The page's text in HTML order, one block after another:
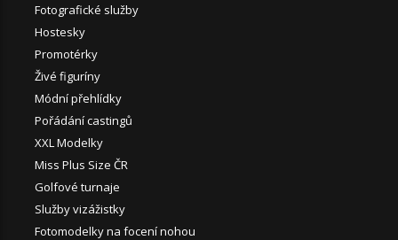
Fotografické služby
Hostesky
Promotérky
Živé figuríny
Módní přehlídky
Pořádání castingů
XXL Modelky
Miss Plus Size ČR
Golfové turnaje
Služby vizážistky
Fotomodelky na focení nohou